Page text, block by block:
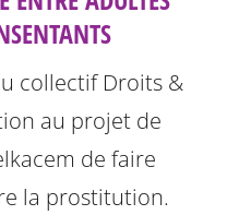
collectif Droits &
au projet de
de faire
la prostitution.